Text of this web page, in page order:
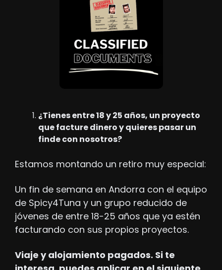
¿Tienes entre 18 y 25 años, un proyecto
que facture dinero y quieres pasar un
finde con nosotros?
Un fin de semana en Andorra con el equipo
de Spicy4Tuna y un grupo reducido de
jóvenes de entre 18-25 años que ya estén
facturando con sus propios proyectos.
Viaje y alojamiento pagados. Si te